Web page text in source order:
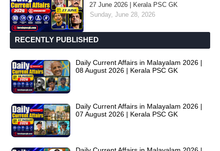
27 June 2026 | Kerala PSC GK
Sunday, June 28, 2026
RECENTLY PUBLISHED
Daily Current Affairs in Malayalam 2026 |
08 August 2026 | Kerala PSC GK
Daily Current Affairs in Malayalam 2026 |
07 August 2026 | Kerala PSC GK